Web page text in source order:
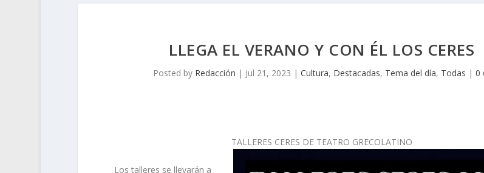
LLEGA EL VERANO Y CON ÉL LOS CERES
Posted by Redacción | Jul 21, 2023 |Cultura, Destacadas, Tema del día, Todas |0
TALLERES CERES DE TEATRO GRECOLATINO
Los talleres se llevarán a